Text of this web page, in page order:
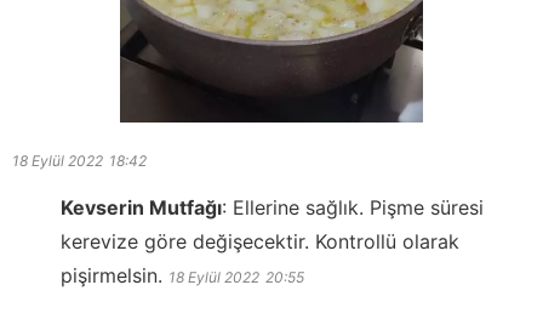
18 Eylül 2022 18:42
Kevserin Mutfağı: Ellerine sağlık. Pişme süresi
kerevize göre değişecektir. Kontrollü olarak
pişirmelsin. 18 Eylül 2022 20:55